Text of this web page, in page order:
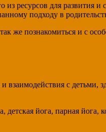
из ресурсов для развития
подходу в
же познакомиться и с
с детьми,
детская йога, парная